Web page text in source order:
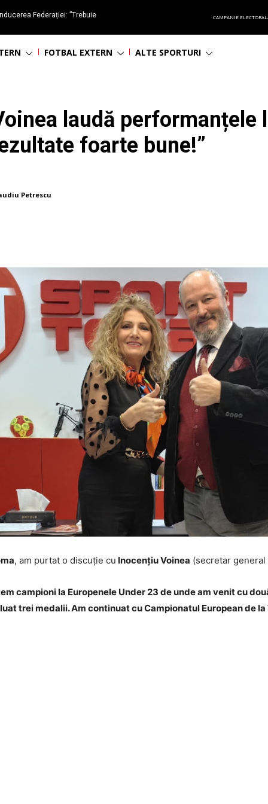
Federației: ”Trebuie
CAMPANIE
FOTBAL EXTERN ALTE SPORTURI
laudă performanțele
foarte bune!”
Petrescu
, am purtat o discuție cu Inocențiu Voinea (secretar general
campioni la Europenele Under 23 de unde am venit cu
trei medalii. Am continuat cu Campionatul European de